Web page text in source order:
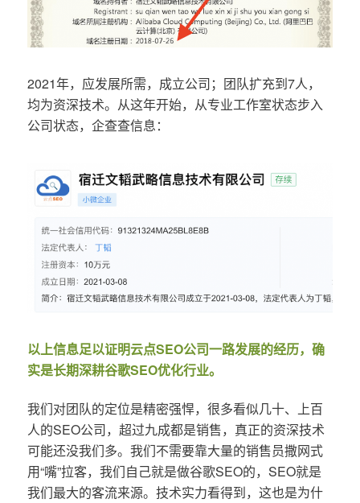
2021年，应发展所需，成立公司；团队扩充到7人，
均为资深技术。从这年开始，从专业工作室状态步入
公司状态，企查查信息：
以上信息足以证明云点SEO公司一路发展的经历，确
实是长期深耕谷歌SEO优化行业。
我们对团队的定位是精密强悍，很多看似几十、上百
人的SEO公司，超过九成都是销售，真正的资深技术
可能还没我们多。我们不需要靠大量的销售员撒网式
用“嘴”拉客，我们自己就是做谷歌SEO的，SEO就是
我们最大的客流来源。技术实力看得到，这也是为什